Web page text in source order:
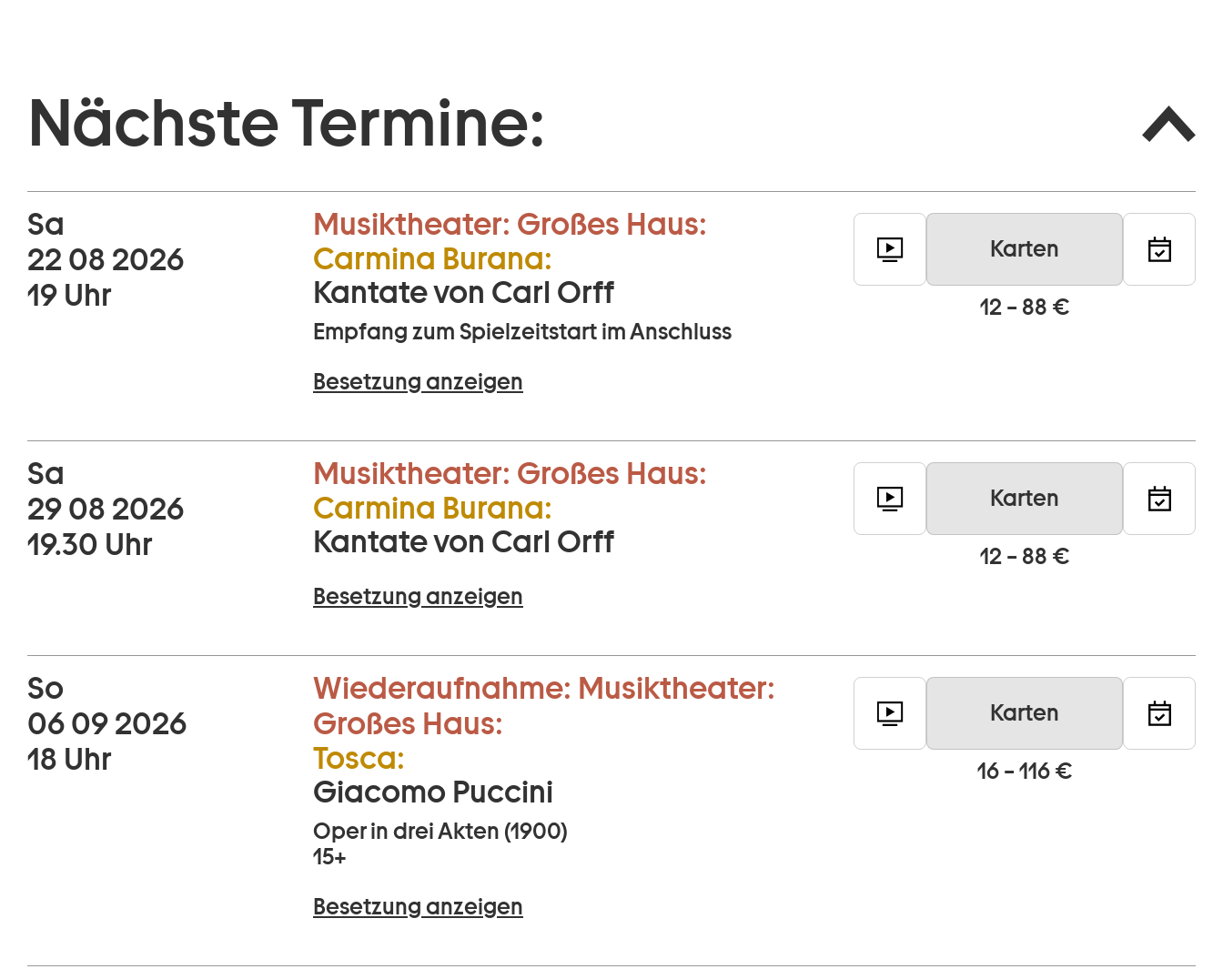
Nächste Termine:
Sa
22 08 2026
19 Uhr
Musiktheater: Großes Haus:
Carmina Burana:
Kantate von Carl Orff
Empfang zum Spielzeitstart im Anschluss
Besetzung anzeigen
Karten
12 – 88 €
Sa
29 08 2026
19.30 Uhr
Musiktheater: Großes Haus:
Carmina Burana:
Kantate von Carl Orff
Besetzung anzeigen
Karten
12 – 88 €
So
06 09 2026
18 Uhr
Wiederaufnahme: Musiktheater:
Großes Haus:
Tosca:
Giacomo Puccini
Oper in drei Akten (1900)
15+
Besetzung anzeigen
Karten
16 – 116 €